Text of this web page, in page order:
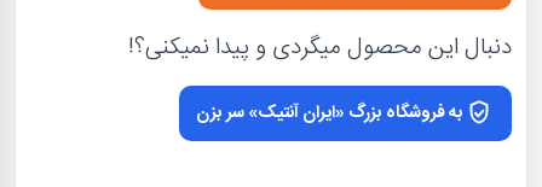
دنبال این محصول میگردی و پیدا نمیکنی؟!
به فروشگاه بزرگ «ایران آنتیک» سر بزن